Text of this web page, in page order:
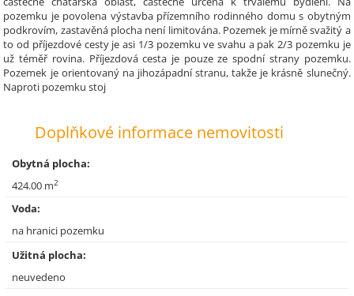
pozemku je povolena výstavba přízemního rodinného domu s obytným
podkrovím, zastavěná plocha není limitována. Pozemek je mírně svažitý a
to od příjezdové cesty je asi 1/3 pozemku ve svahu a pak 2/3 pozemku je
už téměř rovina. Příjezdová cesta je pouze ze spodní strany pozemku.
Pozemek je orientovaný na jihozápadní stranu, takže je krásně slunečný.
Naproti pozemku stoj
Doplňkové informace nemovitosti
Obytná plocha:
424.00 m2
Voda:
na hranici pozemku
Užitná plocha:
neuvedeno